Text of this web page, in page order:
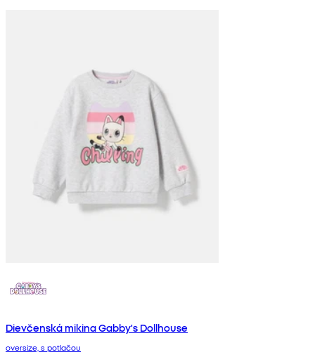
Dievčenská mikina Gabby's Dollhouse
oversize, s potlačou